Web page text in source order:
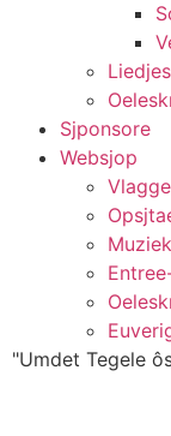
Liedjes
Sjponsore
Websjop
Muziek
"Umdet Tegele